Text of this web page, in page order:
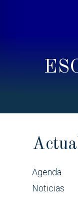
Agenda
Noticias